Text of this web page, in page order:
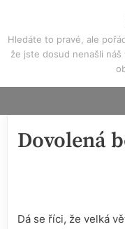
content
Hledáte to pravé, ale
že jste dosud nenašli
Dovolená
Dá se říci, že velká